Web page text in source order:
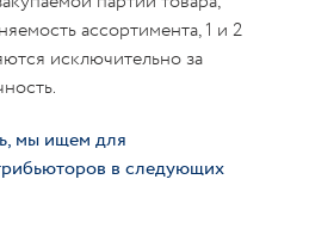
ассортимента, 1 и 2
исключительно за
мы ищем для
в следующих